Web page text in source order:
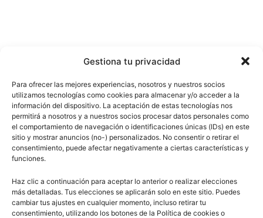
Gestiona tu privacidad
Para ofrecer las mejores experiencias, nosotros y nuestros socios
utilizamos tecnologías como cookies para almacenar y/o acceder a la
información del dispositivo. La aceptación de estas tecnologías nos
permitirá a nosotros y a nuestros socios procesar datos personales como
el comportamiento de navegación o identificaciones únicas (IDs) en este
sitio y mostrar anuncios (no-) personalizados. No consentir o retirar el
consentimiento, puede afectar negativamente a ciertas características y
funciones.
Haz clic a continuación para aceptar lo anterior o realizar elecciones
más detalladas. Tus elecciones se aplicarán solo en este sitio. Puedes
cambiar tus ajustes en cualquier momento, incluso retirar tu
consentimiento, utilizando los botones de la Política de cookies o